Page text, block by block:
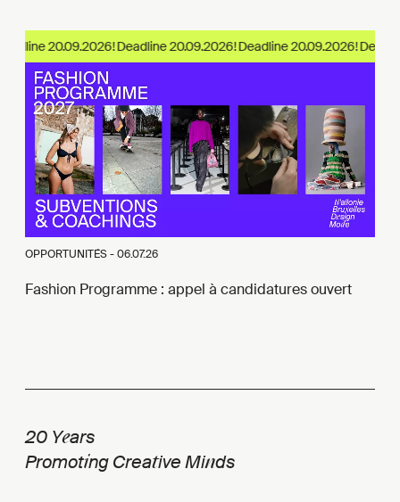
20.09.2026!
OPPORTUNITÉS -06.07.26
Fashion Programme : appel à candidatures ouvert
20 Years
Promoting Creative Minds